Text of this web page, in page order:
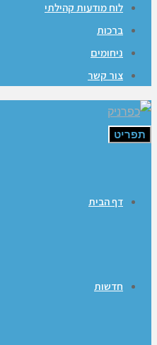
לוח מודעות קהילתי
ברכות
ניחומים
צור קשר
תפריט
דף הבית
חדשות